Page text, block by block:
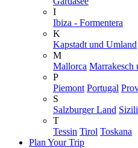
I
Ibiza - Formentera
K
Kapstadt und Umland
M
Mallorca Marrakesch
P
Piemont Portugal
S
Salzburger Land
T
Tessin Tirol Toskana
Plan Your Trip